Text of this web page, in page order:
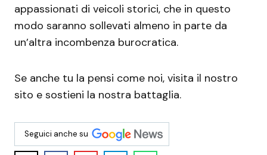
appassionati di veicoli storici, che in questo
modo saranno sollevati almeno in parte da
un’altra incombenza burocratica.
Se anche tu la pensi come noi, visita il nostro
sito e sostieni la nostra battaglia.
Seguici anche su